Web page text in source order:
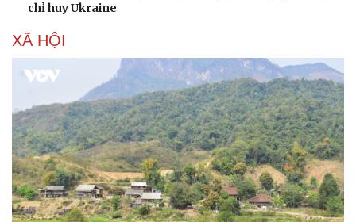
chỉ huy Ukraine
XÃ HỘI